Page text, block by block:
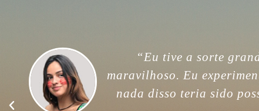
“For me, this trip was
memories. Thank you so